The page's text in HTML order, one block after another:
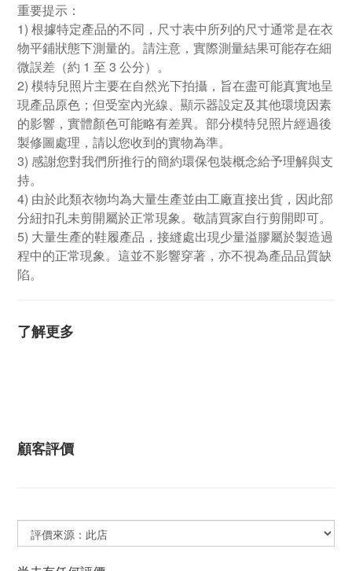
重要提示：
1) 根據特定產品的不同，尺寸表中所列的尺寸通常是在衣
物平鋪狀態下測量的。請注意，實際測量結果可能存在細
微誤差（約 1 至 3 公分）。
2) 模特兒照片主要在自然光下拍攝，旨在盡可能真實地呈
現產品原色；但受室內光線、顯示器設定及其他環境因素
的影響，實體顏色可能略有差異。部分模特兒照片經過後
製修圖處理，請以您收到的實物為準。
3) 感謝您對我們所推行的簡約環保包裝概念給予理解與支
持。
4) 由於此類衣物均為大量生產並由工廠直接出貨，因此部
分紐扣孔未剪開屬於正常現象。敬請買家自行剪開即可。
5) 大量生產的鞋履產品，接縫處出現少量溢膠屬於製造過
程中的正常現象。這並不影響穿著，亦不視為產品品質缺
陷。
了解更多
顧客評價